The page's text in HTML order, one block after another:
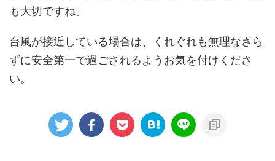
も大切ですね。
台風が接近している場合は、くれぐれも無理なさら
ずに安全第一で過ごされるようお気を付けくださ
い。